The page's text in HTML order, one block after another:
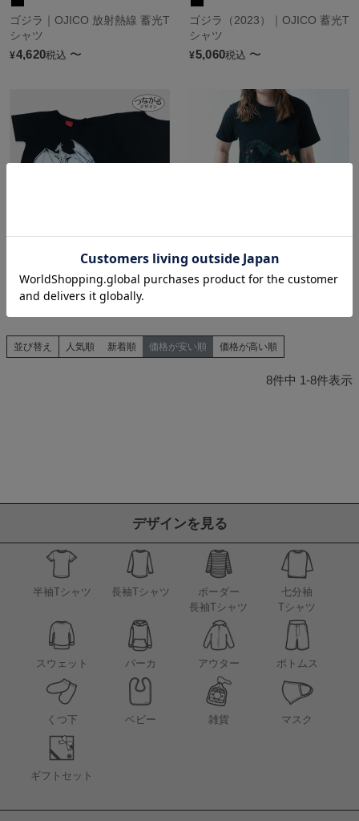
ゴジラ｜OJICO 放射熱線 蓄光T
シャツ
¥4,620税込 〜
ゴジラ（2023）｜OJICO 蓄光T
シャツ
¥5,060税込 〜
ゴジラ｜OJICO コラボTシャツ
『モンスターズ』
ゴジラ（1995）｜OJICO 2025
コラボTシャツ
並び替え 人気順 新着順 価格が安い順 価格が高い順
8件中 1-8件表示
デザインを見る
半袖Tシャツ 長袖Tシャツ
ボーダー
長袖Tシャツ
七分袖
Tシャツ
スウェット パーカ アウター ボトムス
くつ下 ベビー 雑貨 マスク
ギフトセット